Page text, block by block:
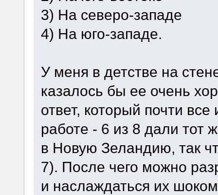
3) На северо-западе
4) На юго-западе.
У меня в детстве на
казалось бы ее очень
ответ, который почти
работе - 6 из 8 дали тот
в Новую Зеландию, так
7). После чего можно
и наслаждаться их